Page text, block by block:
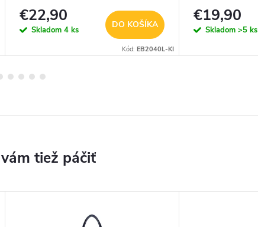
€22,90
Skladom 4 ks
DO KOŠÍKA
Kód: EB2040L-KI
€19,90
Skladom >5 ks